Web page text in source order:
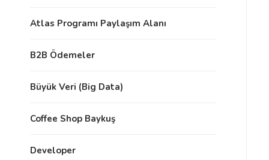
Atlas Programı Paylaşım Alanı
B2B Ödemeler
Büyük Veri (Big Data)
Coffee Shop Baykuş
Developer